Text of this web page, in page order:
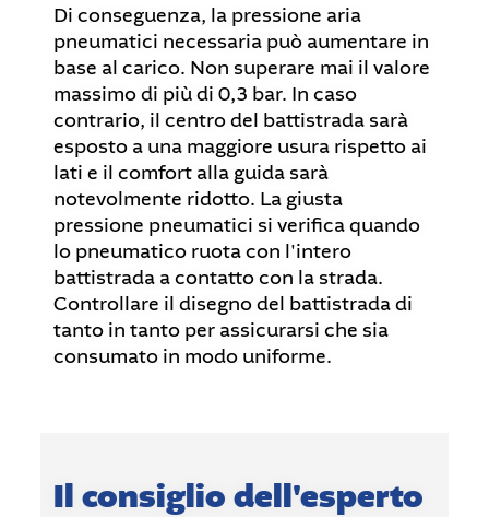
Di conseguenza, la pressione aria
pneumatici necessaria può aumentare in
base al carico. Non superare mai il valore
massimo di più di 0,3 bar. In caso
contrario, il centro del battistrada sarà
esposto a una maggiore usura rispetto ai
lati e il comfort alla guida sarà
notevolmente ridotto. La giusta
pressione pneumatici si verifica quando
lo pneumatico ruota con l'intero
battistrada a contatto con la strada.
Controllare il disegno del battistrada di
tanto in tanto per assicurarsi che sia
consumato in modo uniforme.
Il consiglio dell'esperto